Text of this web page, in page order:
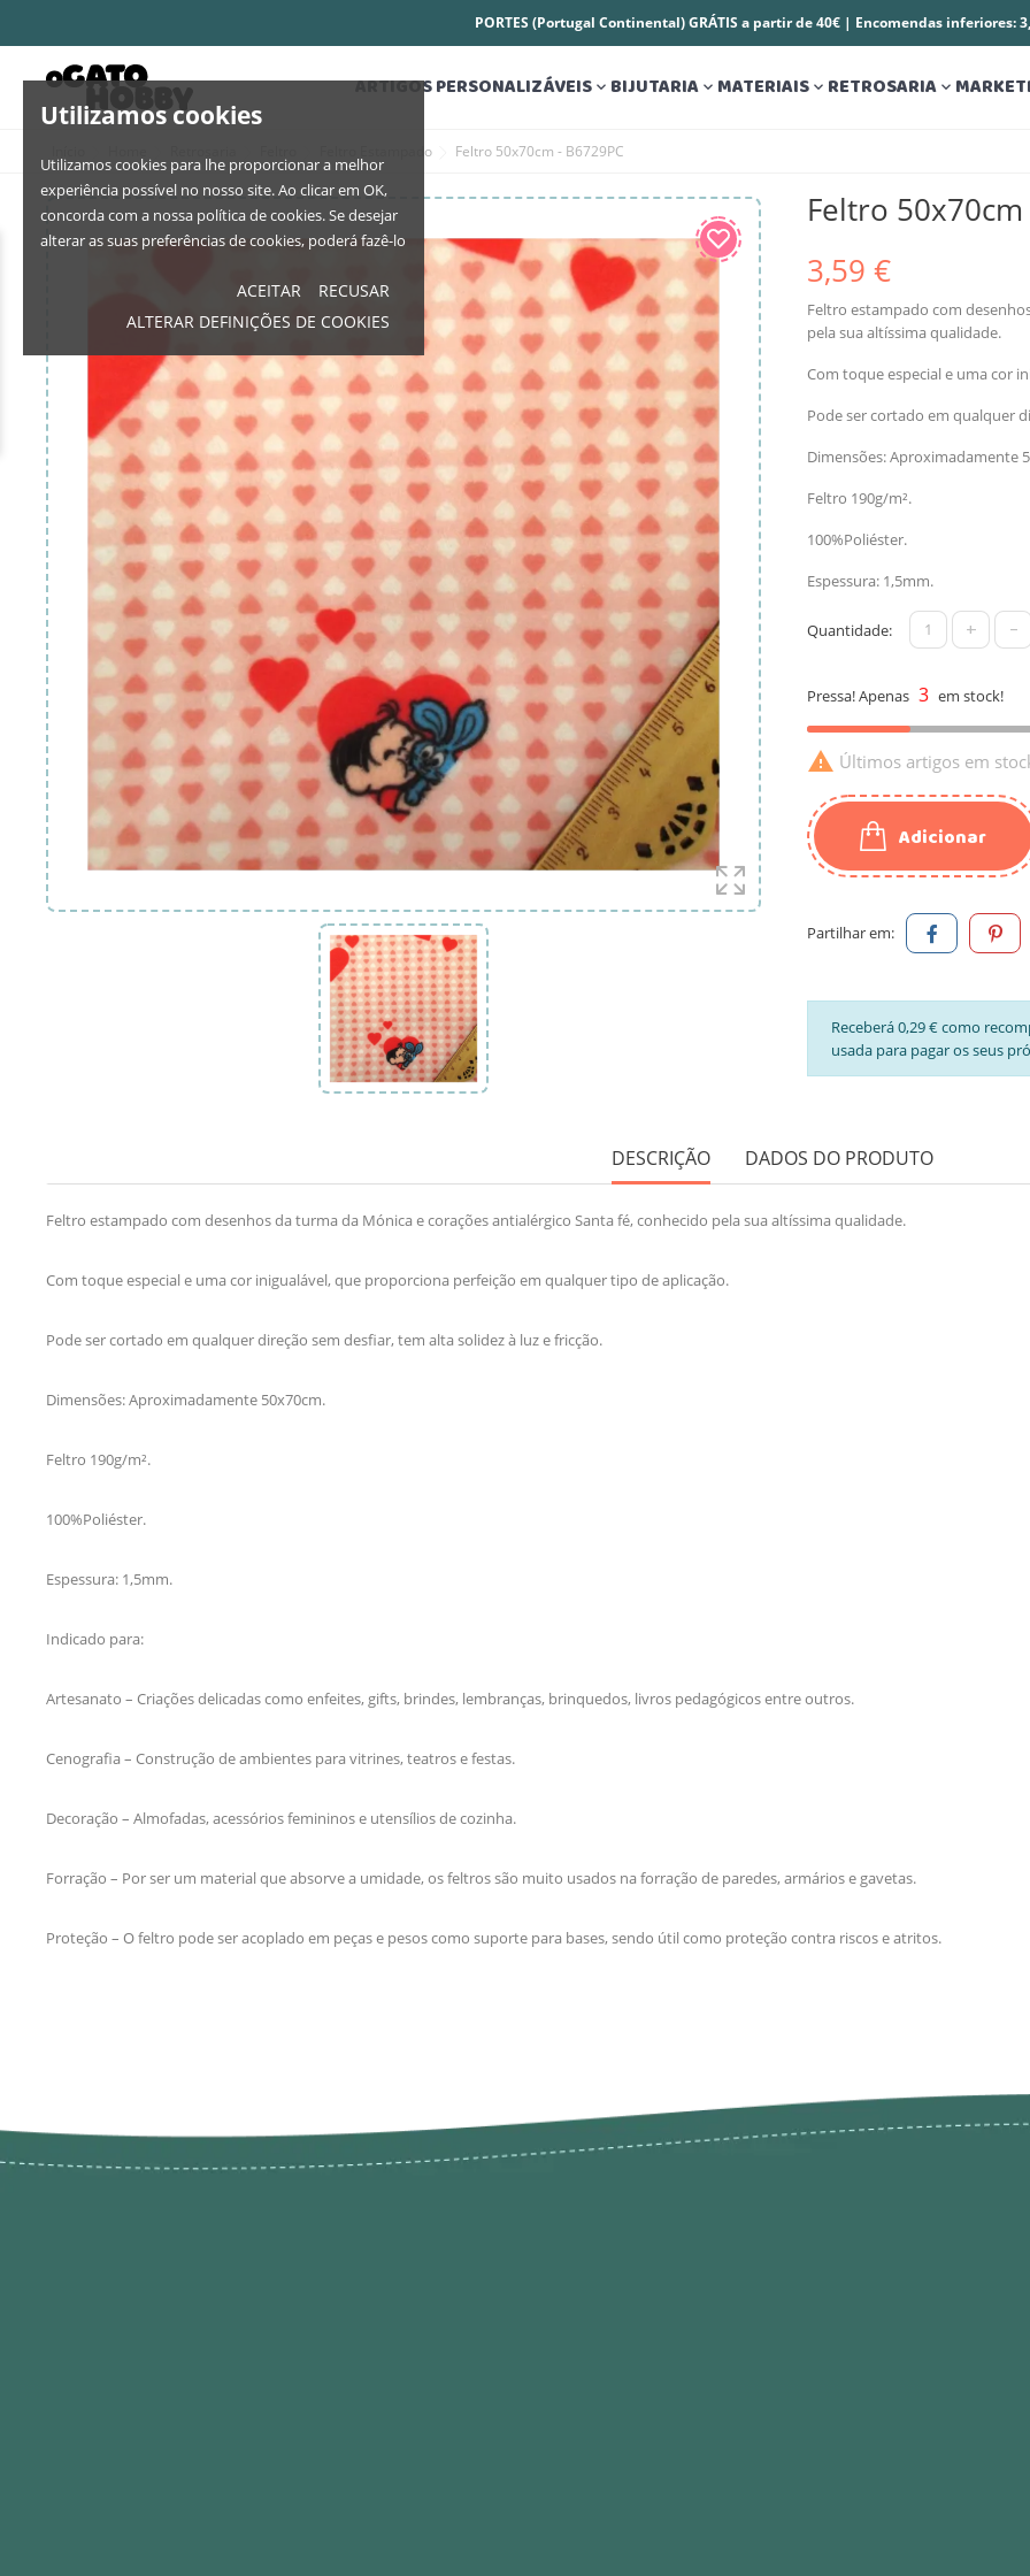
Utilizamos cookies
Utilizamos cookies para lhe proporcionar a melhor
experiência possível no nosso site. Ao clicar em OK,
concorda com a nossa política de cookies. Se desejar
alterar as suas preferências de cookies, poderá fazê-lo
ACEITAR
RECUSAR
ALTERAR DEFINIÇÕES DE COOKIES
PORTES (Portugal Continental) GRÁTIS a partir de 40€ | Encomendas inferiores:
ARTIGOS PERSONALIZÁVEIS BIJUTARIA MATERIAIS RETROSARIA
Feltro Estampado Feltro 50x70cm - B6729PC
Feltro 50x70cm
3,59 €
Feltro estampado com
pela sua altíssima qualidade.
Com toque especial e uma cor
Pode ser cortado em qualquer
Dimensões: Aproximadamente
Feltro 190g/m².
100%Poliéster.
Espessura: 1,5mm.
Quantidade: + -
Pressa! Apenas 3 em stock!
 Últimos artigos em
Adicionar
Partilhar em:
Receberá 0,29 € como
usada para pagar os seus
DESCRIÇÃO DADOS DO PRODUTO
Feltro estampado com desenhos da turma da Mónica e corações antialérgico Santa fé, conhecido pela sua altíssima qualidade.
Com toque especial e uma cor inigualável, que proporciona perfeição em qualquer tipo de aplicação.
Pode ser cortado em qualquer direção sem desfiar, tem alta solidez à luz e fricção.
Dimensões: Aproximadamente 50x70cm.
Feltro 190g/m².
100%Poliéster.
Espessura: 1,5mm.
Indicado para:
Artesanato – Criações delicadas como enfeites, gifts, brindes, lembranças, brinquedos, livros pedagógicos entre outros.
Cenografia – Construção de ambientes para vitrines, teatros e festas.
Decoração – Almofadas, acessórios femininos e utensílios de cozinha.
Forração – Por ser um material que absorve a umidade, os feltros são muito usados na forração de paredes, armários e gavetas.
Proteção – O feltro pode ser acoplado em peças e pesos como suporte para bases, sendo útil como proteção contra riscos e atritos.